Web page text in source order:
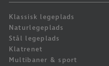
Klassisk legeplads
Naturlegeplads
Stål legeplads
Klatrenet
Multibaner & sport